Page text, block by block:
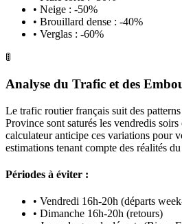
• Neige : -50%
• Brouillard dense : -40%
• Verglas : -60%
🚦
Analyse du Trafic et des
Le trafic routier français suit des
Province sont saturés les vendredis
calculateur anticipe ces variations pour
estimations tenant compte des réalités
Périodes à éviter :
• Vendredi 16h-20h (départs
• Dimanche 16h-20h (retours)